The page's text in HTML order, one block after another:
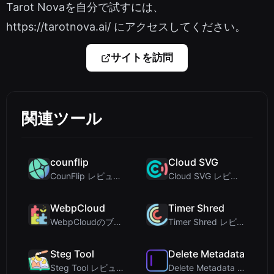
Tarot Novaを自分で試すには、
https://tarotnova.ai/ にアクセスしてください。
サイトを訪問
関連ツール
counflip
CounFlip レビュー: 直感を引き出すシンプルなコインフリップツール
Cloud SVG
Cloud SVG レビュー：無料でプライベートなクライアントサイド画像変換ツール（WebP、PNG...
WebpCloud
WebpCloudのブラウザ内画像スティッチャーの第一印象
Timer Shred
Timer Shred レビュー: 美しく設計された無料のフルスクリーンカウントダウンタイマー
Steg Tool
Steg Tool レビュー：究極のクライアントサイド画像ステガノグラフィソリューション
Delete Metadata
Delete Metadata レビュー: 画像追跡データを削除するクライアントサイドプライバシーツ...